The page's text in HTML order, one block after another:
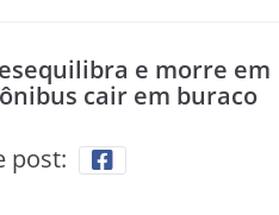
e morre em
cair em buraco
post: